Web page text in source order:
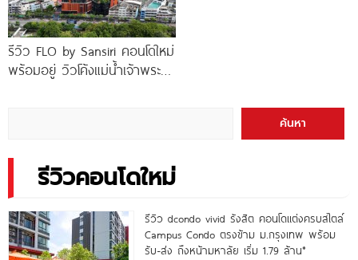
รีวิว FLO by Sansiri คอนโดใหม่
พร้อมอยู่ วิวโค้งแม่น้ำเจ้าพระยา
ค้นหา
รีวิวคอนโดใหม่
รีวิว dcondo vivid รังสิต คอนโดแต่งครบสไตล์
Campus Condo ตรงข้าม ม.กรุงเทพ พร้อม
รับ-ส่ง ถึงหน้ามหาลัย เริ่ม 1.79 ล้าน*